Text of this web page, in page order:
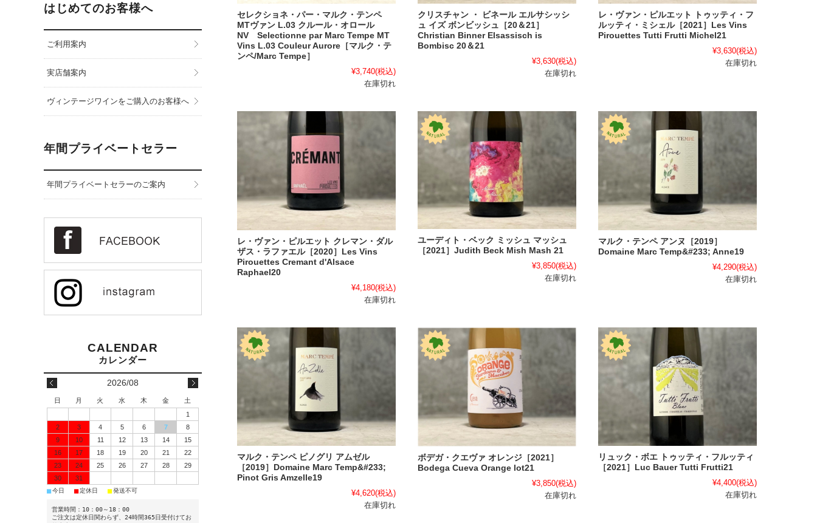
セレクショネ・パー・マルク・テンペ
MTヴァン L.03 クルール・オロール
NV Selectionne par Marc Tempe MT
Vins L.03 Couleur Aurore［マルク・テ
ンペ/Marc Tempe］
¥3,740(税込)
在庫切れ
クリスチャン ・ ビネール エルサシッシ
ュ イズ ボンビッシュ［20＆21］
Christian Binner Elsassisch is
Bombisc 20＆21
¥3,630(税込)
在庫切れ
レ・ヴァン・ピルエット トゥッティ・フ
ルッティ・ミシェル［2021］Les Vins
Pirouettes Tutti Frutti Michel21
¥3,630(税込)
在庫切れ
レ・ヴァン・ピルエット クレマン・ダル
ザス・ラファエル［2020］Les Vins
Pirouettes Cremant d'Alsace
Raphael20
¥4,180(税込)
在庫切れ
ユーディト・ベック ミッシュ マッシュ
［2021］Judith Beck Mish Mash 21
¥3,850(税込)
在庫切れ
マルク・テンペ アンヌ［2019］
Domaine Marc Temp&#233; Anne19
¥4,290(税込)
在庫切れ
マルク・テンペ ピノグリ アムゼル
［2019］Domaine Marc Temp&#233;
Pinot Gris Amzelle19
¥4,620(税込)
在庫切れ
ボデガ・クエヴァ オレンジ［2021］
Bodega Cueva Orange lot21
¥3,850(税込)
在庫切れ
リュック・ボエ トゥッティ・フルッティ
［2021］Luc Bauer Tutti Frutti21
¥4,400(税込)
在庫切れ
はじめてのお客様へ
ご利用案内
実店舗案内
ヴィンテージワインをご購入のお客様へ
年間プライベートセラー
年間プライベートセラーのご案内
2026/08
日 月 火 水 木 金
土
1
2
3 4 5 6 7
8
9
10 11 12 13 14
15
16
17 18 19 20 21
22
23
24 25 26 27 28
29
30
31
■今日 ■定休日 ■発送不可
営業時間：10：00～18：00
ご注文は定休日関わらず、24時間365日受付けてお